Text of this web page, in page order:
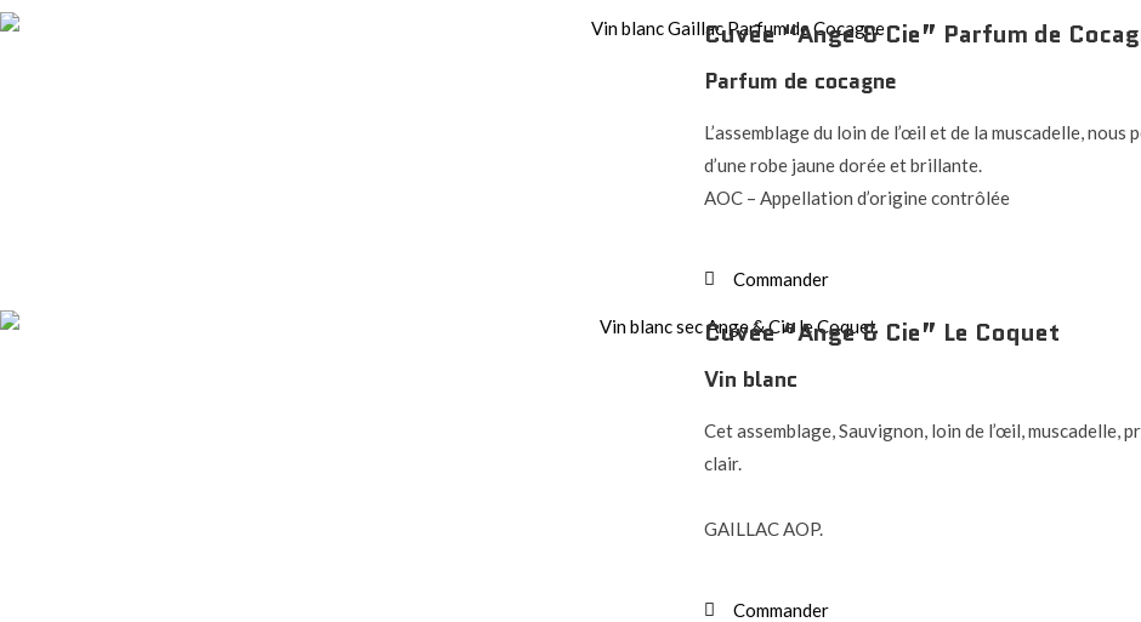
Cuvée “Ange & Cie” Parfum de
Parfum de cocagne
L’assemblage du loin de l’œil et de la muscadelle, nous
d’une robe jaune dorée et brillante.
AOC – Appellation d’origine contrôlée
Commander
Cuvée “Ange & Cie” Le Coquet
Vin blanc
Cet assemblage, Sauvignon, loin de l’œil, muscadelle,
clair.
GAILLAC AOP.
Commander